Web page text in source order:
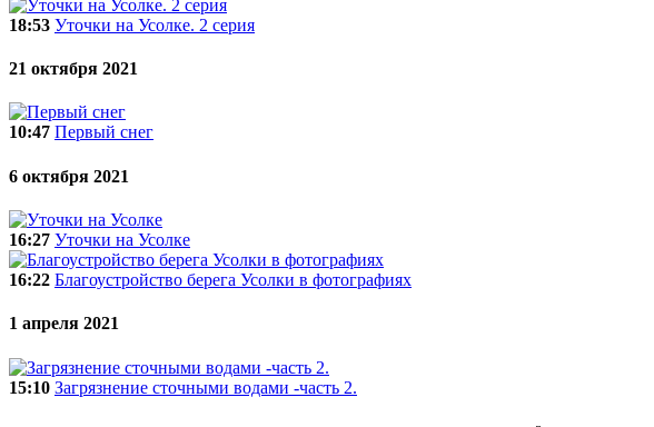
18:53 Уточки на Усолке. 2 серия
21 октября 2021
10:47 Первый снег
6 октября 2021
16:27 Уточки на Усолке
16:22 Благоустройство берега Усолки в фотографиях
1 апреля 2021
15:10 Загрязнение сточными водами -часть 2.